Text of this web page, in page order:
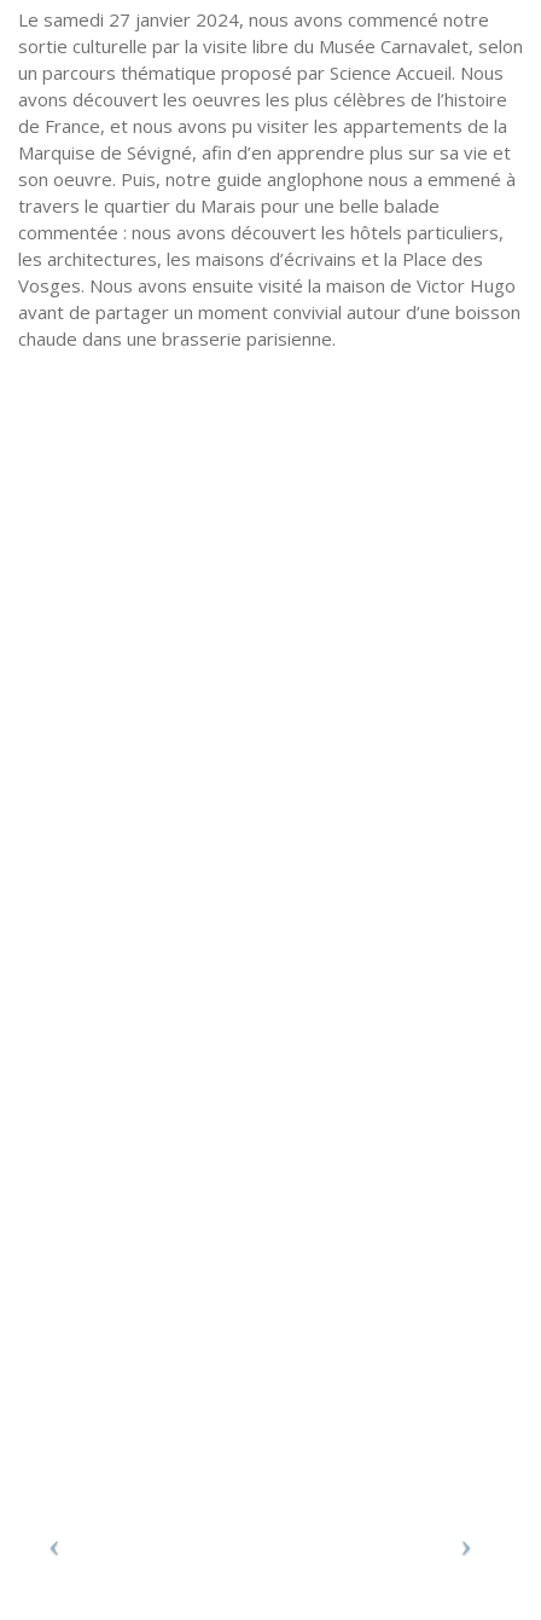
Le samedi 27 janvier 2024, nous avons commencé notre
sortie culturelle par la visite libre du Musée Carnavalet, selon
un parcours thématique proposé par Science Accueil. Nous
avons découvert les oeuvres les plus célèbres de l’histoire
de France, et nous avons pu visiter les appartements de la
Marquise de Sévigné, afin d’en apprendre plus sur sa vie et
son oeuvre. Puis, notre guide anglophone nous a emmené à
travers le quartier du Marais pour une belle balade
commentée : nous avons découvert les hôtels particuliers,
les architectures, les maisons d’écrivains et la Place des
Vosges. Nous avons ensuite visité la maison de Victor Hugo
avant de partager un moment convivial autour d’une boisson
chaude dans une brasserie parisienne.